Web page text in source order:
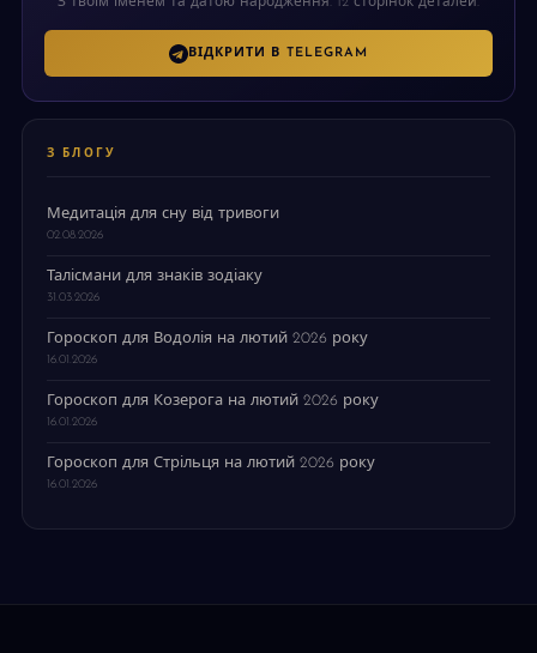
ВІДКРИТИ В TELEGRAM
З БЛОГУ
Медитація для сну від тривоги
02.08.2026
Талісмани для знаків зодіаку
31.03.2026
Гороскоп для Водолія на лютий 2026 року
16.01.2026
Гороскоп для Козерога на лютий 2026 року
16.01.2026
Гороскоп для Стрільця на лютий 2026 року
16.01.2026